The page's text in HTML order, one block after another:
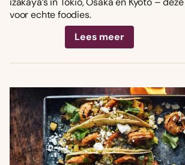
voor echte foodies.
Lees meer